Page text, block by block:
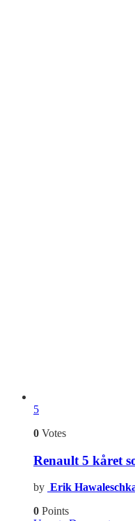
5
0 Votes
Renault 5 kåret
by Erik
0 Points